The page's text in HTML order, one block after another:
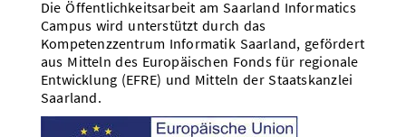
Die Öffentlichkeitsarbeit am Saarland Informatics
Campus wird unterstützt durch das
Kompetenzzentrum Informatik Saarland, gefördert
aus Mitteln des Europäischen Fonds für regionale
Entwicklung (EFRE) und Mitteln der Staatskanzlei
Saarland.